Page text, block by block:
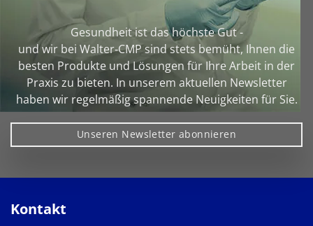
Gesundheit ist das höchste Gut -
und wir bei Walter‑CMP sind stets bemüht, Ihnen die
besten Produkte und Lösungen für Ihre Arbeit in der
Praxis zu bieten. In unserem aktuellen Newsletter
haben wir regelmäßig spannende Neuigkeiten für Sie.
Unseren Newsletter abonnieren
Kontakt